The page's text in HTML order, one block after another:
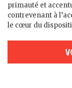
primauté et
contrevenant à
le cœur du